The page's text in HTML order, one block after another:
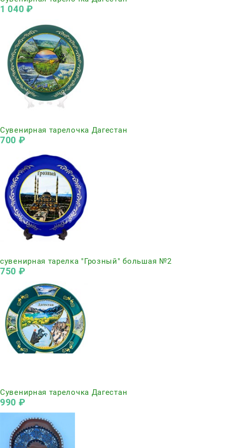
1 040 ₽
Сувенирная тарелочка Дагестан
700 ₽
сувенирная тарелка "Грозный" большая №2
750 ₽
Сувенирная тарелочка Дагестан
990 ₽